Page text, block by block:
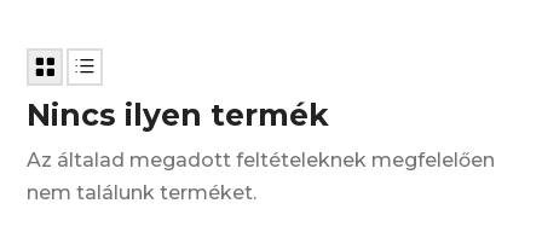
Nincs ilyen termék
Az általad megadott feltételeknek megfelelően
nem találunk terméket.